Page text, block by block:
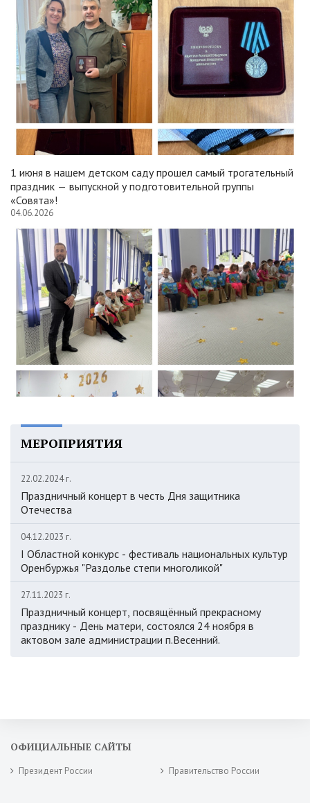
1 июня в нашем детском саду прошел самый трогательный
праздник — выпускной у подготовительной группы
«Совята»!
04.06.2026
МЕРОПРИЯТИЯ
22.02.2024 г.
Праздничный концерт в честь Дня защитника
Отечества
04.12.2023 г.
I Областной конкурс - фестиваль национальных культур
Оренбуржья "Раздолье степи многоликой"
27.11.2023 г.
Праздничный концерт, посвящённый прекрасному
празднику - День матери, состоялся 24 ноября в
актовом зале администрации п.Весенний.
ОФИЦИАЛЬНЫЕ САЙТЫ
Президент России Правительство России